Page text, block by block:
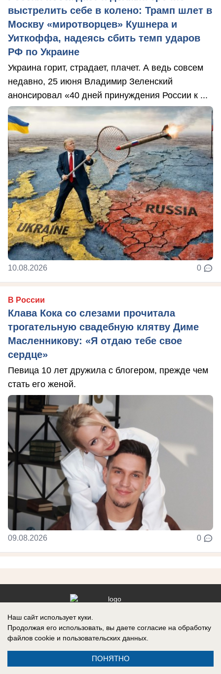
выстрелить себе в колено: Трамп шлет в
Москву «миротворцев» Кушнера и
Уиткоффа, надеясь сбить темп ударов
РФ по Украине
Украина горит, страдает, плачет. А ведь совсем
недавно, 25 июня Владимир Зеленский
анонсировал «40 дней принуждения России к ...
10.08.2026 0
В России
Клава Кока со слезами прочитала
трогательную свадебную клятву Диме
Масленникову: «Я отдаю тебе свое
сердце»
Певица 10 лет дружила с блогером, прежде чем
стать его женой.
09.08.2026 0
Реклама на сайте
Контакты
Наш сайт использует куки.
Продолжая его использовать, вы даете согласие на обработку
файлов cookie и пользовательских данных.
ПОНЯТНО